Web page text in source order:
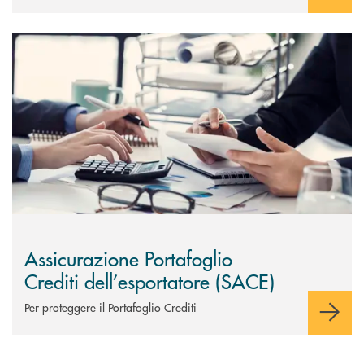
Scopri di più Assicurazione Portafoglio Crediti dell’esportatore (SACE)
Assicurazione Portafoglio
Crediti dell’esportatore (SACE)
Per proteggere il Portafoglio Crediti